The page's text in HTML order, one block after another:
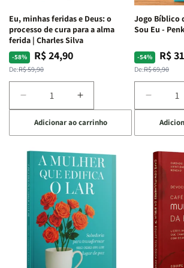
|
Estela
Eu, minhas feridas e Deus: o
processo de cura para a alma
ferida | Charles Silva
-58%
Preço
normal
De:R$ 59,90
Preço
promocional
R$ 24,90
Diminuir
a
quantidade
de
Eu,
minhas
feridas
e
Deus:
o
processo
de
cura
para
Aumentar
a
quantidade
de
Eu,
minhas
feridas
e
Deus:
o
processo
de
cura
para
Adicionar ao carrinho
Jogo Bíblico
Sou Eu -
-54%
Preço
normal
De:R$ 69,90
PreçoR$
Diminuir
a
de
Jogo
Bíblico
de
Cartas
Quem
Sou
Eu
Penkal